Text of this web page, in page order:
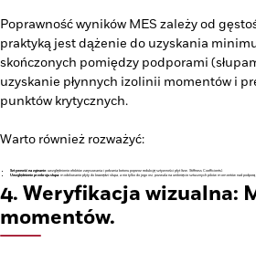
Poprawność wyników MES zależy od
praktyką jest dążenie do uzyskania
skończonych pomiędzy podporami
uzyskanie płynnych izolinii momentów i
punktów krytycznych.
Warto również rozważyć:
Sztywność na zginanie: uwzględnienie efektów zarysowania i pełzania betonu poprzez redukcję sztywności płyt (tzw. Stiffness Coefficients).
Uwzględnienie przekroju słupa: modelowanie płyty do krawędzi słupa, a nie tylko do jego osi, pozwala na uniknięcie sztucznych pików momentów nad podporą
4. Weryfikacja wizualna:
momentów.